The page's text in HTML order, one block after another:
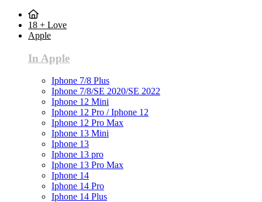
18 + Love
Apple
In Apple
Iphone 7/8 Plus
Iphone 7/8/SE 2020/SE 2022
Iphone 12 Mini
Iphone 12 Pro / Iphone 12
Iphone 12 Pro Max
Iphone 13 Mini
Iphone 13
Iphone 13 pro
Iphone 13 Pro Max
Iphone 14
Iphone 14 Pro
Iphone 14 Plus